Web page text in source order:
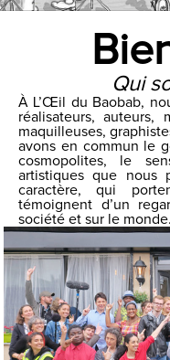
Qui
À L’Œil du Baobab,
réalisateurs, auteurs,
maquilleuses,
avons en commun le
cosmopolites, le
artistiques que nous
caractère, qui
témoignent d’un
société et sur le monde.